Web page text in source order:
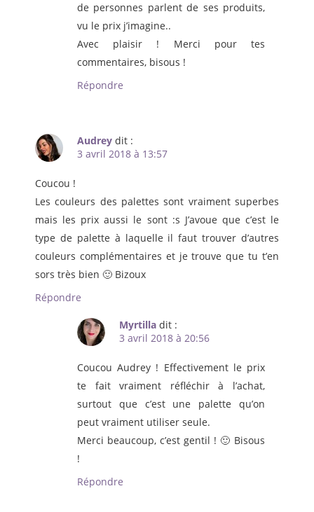
de personnes parlent de ses produits,
vu le prix j’imagine..
Avec plaisir ! Merci pour tes
commentaires, bisous !
Répondre
Audrey dit :
3 avril 2018 à 13:57
Coucou !
Les couleurs des palettes sont vraiment superbes
mais les prix aussi le sont :s J’avoue que c’est le
type de palette à laquelle il faut trouver d’autres
couleurs complémentaires et je trouve que tu t’en
sors très bien 🙂 Bizoux
Répondre
Myrtilla dit :
3 avril 2018 à 20:56
Coucou Audrey ! Effectivement le prix
te fait vraiment réfléchir à l’achat,
surtout que c’est une palette qu’on
peut vraiment utiliser seule.
Merci beaucoup, c’est gentil ! 🙂 Bisous
!
Répondre